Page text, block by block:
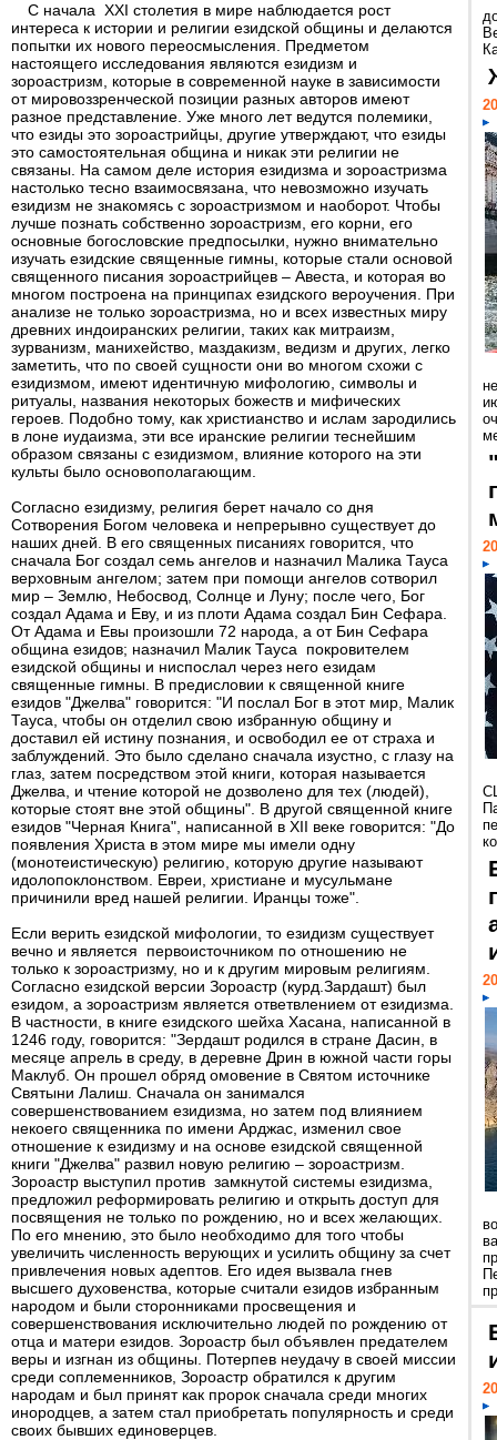
С начала XXI столетия в мире наблюдается рост
интереса к истории и религии езидской общины и делаются
попытки их нового переосмысления. Предметом
настоящего исследования являются езидизм и
зороастризм, которые в современной науке в зависимости
от мировоззренческой позиции разных авторов имеют
разное представление. Уже много лет ведутся полемики,
что езиды это зороастрийцы, другие утверждают, что езиды
это самостоятельная община и никак эти религии не
связаны. На самом деле история езидизма и зороастризма
настолько тесно взаимосвязана, что невозможно изучать
езидизм не знакомясь с зороастризмом и наоборот. Чтобы
лучше познать собственно зороастризм, его корни, его
основные богословские предпосылки, нужно внимательно
изучать езидские священные гимны, которые стали основой
священного писания зороастрийцев – Авеста, и которая во
многом построена на принципах езидского вероучения. При
анализе не только зороастризма, но и всех известных миру
древних индоиранских религии, таких как митраизм,
зурванизм, манихейство, маздакизм, ведизм и других, легко
заметить, что по своей сущности они во многом схожи с
езидизмом, имеют идентичную мифологию, символы и
ритуалы, названия некоторых божеств и мифических
героев. Подобно тому, как христианство и ислам зародились
в лоне иудаизма, эти все иранские религии теснейшим
образом связаны с езидизмом, влияние которого на эти
культы было основополагающим.
Согласно езидизму, религия берет начало со дня
Сотворения Богом человека и непрерывно существует до
наших дней. В его священных писаниях говорится, что
сначала Бог создал семь ангелов и назначил Малика Тауса
верховным ангелом; затем при помощи ангелов сотворил
мир – Землю, Небосвод, Солнце и Луну; после чего, Бог
создал Адама и Еву, и из плоти Адама создал Бин Сефара.
От Адама и Евы произошли 72 народа, а от Бин Сефара
община езидов; назначил Малик Тауса покровителем
езидской общины и ниспослал через него езидам
священные гимны. В предисловии к священной книге
езидов "Джелва" говорится: "И послал Бог в этот мир, Малик
Тауса, чтобы он отделил свою избранную общину и
доставил ей истину познания, и освободил ее от страха и
заблуждений. Это было сделано сначала изустно, с глазу на
глаз, затем посредством этой книги, которая называется
Джелва, и чтение которой не дозволено для тех (людей),
которые стоят вне этой общины". В другой священной книге
езидов "Черная Книга", написанной в XII веке говорится: "До
появления Христа в этом мире мы имели одну
(монотеистическую) религию, которую другие называют
идолопоклонством. Евреи, христиане и мусульмане
причинили вред нашей религии. Иранцы тоже".
Если верить езидской мифологии, то езидизм существует
вечно и является первоисточником по отношению не
только к зороастризму, но и к другим мировым религиям.
Согласно езидской версии Зороастр (курд.Зардашт) был
езидом, а зороастризм является ответвлением от езидизма.
В частности, в книге езидского шейха Хасана, написанной в
1246 году, говорится: "Зердашт родился в стране Дасин, в
месяце апрель в среду, в деревне Дрин в южной части горы
Маклуб. Он прошел обряд омовение в Святом источнике
Святыни Лалиш. Сначала он занимался
совершенствованием езидизма, но затем под влиянием
некоего священника по имени Арджас, изменил свое
отношение к езидизму и на основе езидской священной
книги "Джелва" развил новую религию – зороастризм.
Зороастр выступил против замкнутой системы езидизма,
предложил реформировать религию и открыть доступ для
посвящения не только по рождению, но и всех желающих.
По его мнению, это было необходимо для того чтобы
увеличить численность верующих и усилить общину за счет
привлечения новых адептов. Его идея вызвала гнев
высшего духовенства, которые считали езидов избранным
народом и были сторонниками просвещения и
совершенствования исключительно людей по рождению от
отца и матери езидов. Зороастр был объявлен предателем
веры и изгнан из общины. Потерпев неудачу в своей миссии
среди соплеменников, Зороастр обратился к другим
народам и был принят как пророк сначала среди многих
инородцев, а затем стал приобретать популярность и среди
своих бывших единоверцев.